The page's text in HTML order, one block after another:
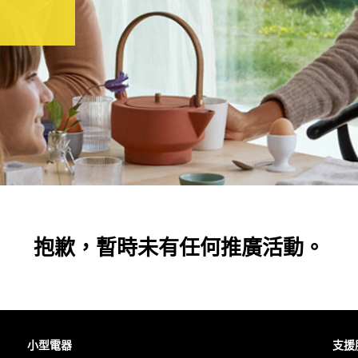
抱歉，暫時未有任何推廣活動。
小型電器 支援